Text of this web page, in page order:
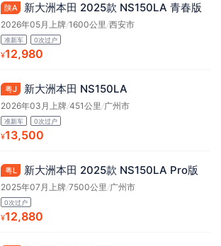
陕A 新大洲本田 2025款 NS150LA 青春版
2026年05月上牌/1600公里/西安市
准新车 0次过户
¥12,980
粤J 新大洲本田 NS150LA
2026年03月上牌/451公里/广州市
准新车 0次过户
¥13,500
粤L 新大洲本田 2025款 NS150LA Pro版
2025年07月上牌/7500公里/广州市
0次过户
¥12,880